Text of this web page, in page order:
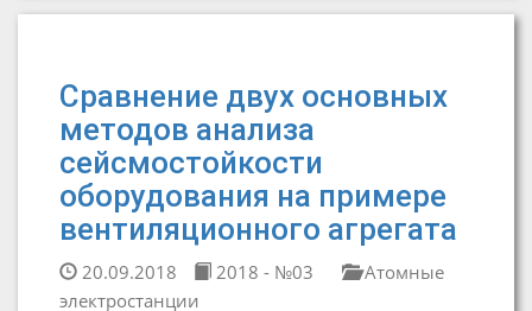
Сравнение двух основных
методов анализа
сейсмостойкости
оборудования на примере
вентиляционного агрегата
20.09.2018 2018 - №03
Атомные
электростанции